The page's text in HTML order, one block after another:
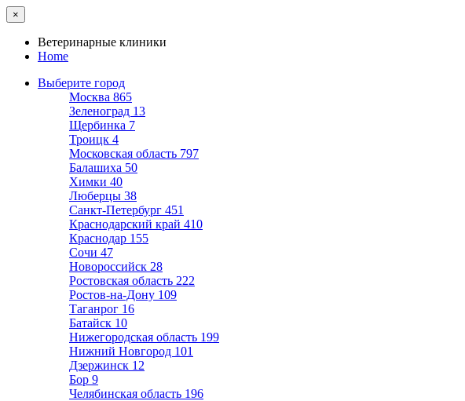
×
Ветеринарные клиники
Home
Выберите город
Москва 865
Зеленоград 13
Щербинка 7
Троицк 4
Московская область 797
Балашиха 50
Химки 40
Люберцы 38
Санкт-Петербург 451
Краснодарский край 410
Краснодар 155
Сочи 47
Новороссийск 28
Ростовская область 222
Ростов-на-Дону 109
Таганрог 16
Батайск 10
Нижегородская область 199
Нижний Новгород 101
Дзержинск 12
Бор 9
Челябинская область 196